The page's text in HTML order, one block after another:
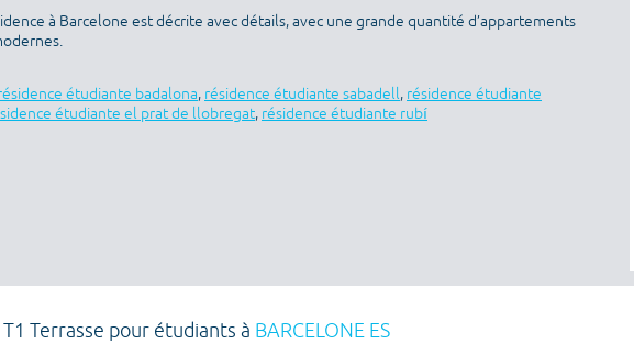
à Barcelone est décrite avec détails, avec une grande quantité d’appartements
étudiante badalona, résidence étudiante sabadell, résidence étudiante
étudiante el prat de llobregat, résidence étudiante rubí
Terrasse pour étudiants à BARCELONE ES